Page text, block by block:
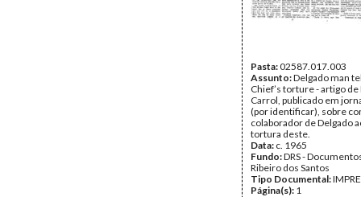
Pasta:02587.017.003
Assunto:Delgado man
Chief’s torture - artigo
Carrol, publicado em
(por identificar), sobre
colaborador de Delgado
tortura deste.
Data: c. 1965
Fundo:DRS -
Ribeiro dos Santos
Tipo Documental:
Página(s): 1